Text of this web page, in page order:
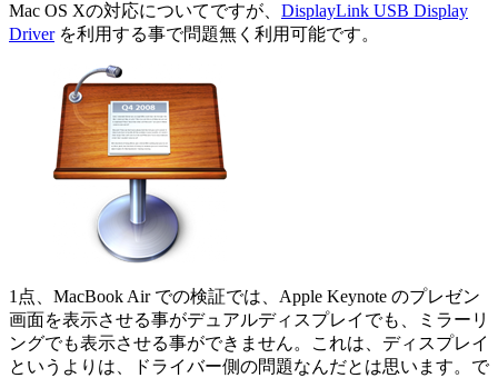
Mac OS Xの対応についてですが、 DisplayLink USB Display
Driverを利用する事で問題無く利用可能です。
1点、MacBook Air での検証では、Apple Keynote のプレゼン
画面を表示させる事がデュアルディスプレイでも、ミラーリ
ングでも表示させる事ができません。これは、ディスプレイ
というよりは、ドライバー側の問題なんだとは思います。で